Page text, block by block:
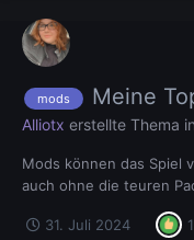
mods Meine
Alliotx erstellte Thema in
Mods können das Spiel
auch ohne die teuren
nach eurem Electronic
31. Juli 2024 1